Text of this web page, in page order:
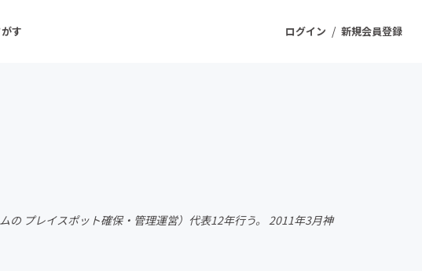
ログイン / 新規会員登録
す
食店
ファッション
の プレイスポット確保・管理運営）代表12年行う。 2011年3月神